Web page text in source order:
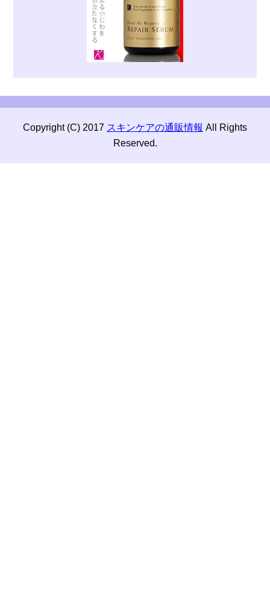
Copyright (C) 2017 スキンケアの通販情報 All Rights
Reserved.